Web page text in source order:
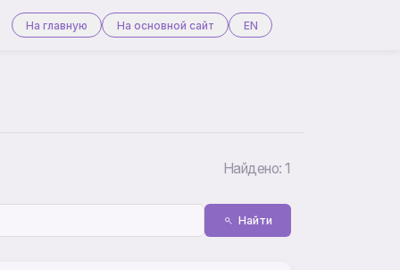
На главную На основной сайт EN
Найдено: 1
Найти